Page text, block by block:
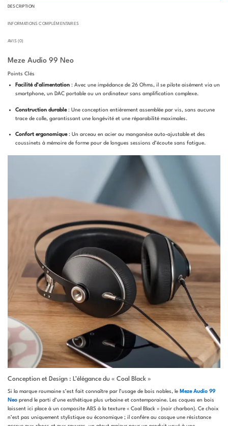
DESCRIPTION
INFORMATIONS COMPLÉMENTAIRES
AVIS (0)
Meze Audio 99 Neo
Points Clés
Facilité d’alimentation: Avec une impédance de 26 Ohms, il se pilote aisément via un
smartphone, un DAC portable ou un ordinateur sans amplification complexe.
Construction durable: Une conception entièrement assemblée par vis, sans aucune
trace de colle, garantissant une longévité et une réparabilité maximales.
Confort ergonomique: Un arceau en acier au manganèse auto-ajustable et des
coussinets à mémoire de forme pour de longues sessions d’écoute sans fatigue.
Conception et Design : L’élégance du « Coal Black »
Si la marque roumaine s’est fait connaître par l’usage de bois nobles, le Meze Audio 99
Neo prend le parti d’une esthétique plus urbaine et contemporaine. Les coques en bois
laissent ici place à un composite ABS à la texture « Coal Black » (noir charbon). Ce choix
n’est pas uniquement stylistique ou économique ; il confère au casque une résistance